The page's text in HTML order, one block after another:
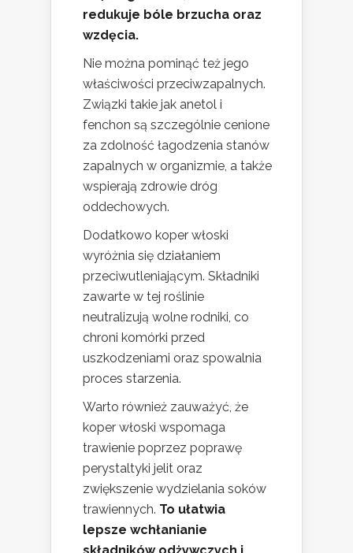
redukuje bóle brzucha oraz
wzdęcia.
Nie można pominąć też jego
właściwości przeciwzapalnych.
Związki takie jak anetol i
fenchon są szczególnie cenione
za zdolność łagodzenia stanów
zapalnych w organizmie, a także
wspierają zdrowie dróg
oddechowych.
Dodatkowo koper włoski
wyróżnia się działaniem
przeciwutleniającym. Składniki
zawarte w tej roślinie
neutralizują wolne rodniki, co
chroni komórki przed
uszkodzeniami oraz spowalnia
proces starzenia.
Warto również zauważyć, że
koper włoski wspomaga
trawienie poprzez poprawę
perystaltyki jelit oraz
zwiększenie wydzielania soków
trawiennych. To ułatwia
lepsze wchłanianie